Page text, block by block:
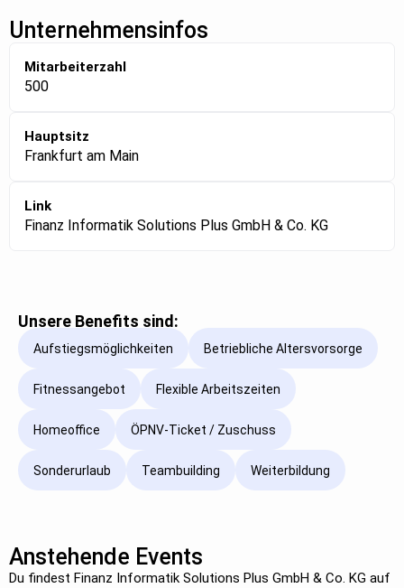
Unternehmensinfos
Mitarbeiterzahl
500
Hauptsitz
Frankfurt am Main
Link
Finanz Informatik Solutions Plus GmbH & Co. KG
Unsere Benefits sind:
Aufstiegsmöglichkeiten Betriebliche Altersvorsorge
Fitnessangebot Flexible Arbeitszeiten
Homeoffice ÖPNV-Ticket / Zuschuss
Sonderurlaub Teambuilding Weiterbildung
Anstehende Events
Du findest Finanz Informatik Solutions Plus GmbH & Co. KG auf